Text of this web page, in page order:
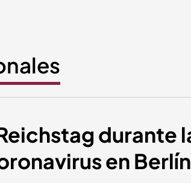
durante
en Berlín